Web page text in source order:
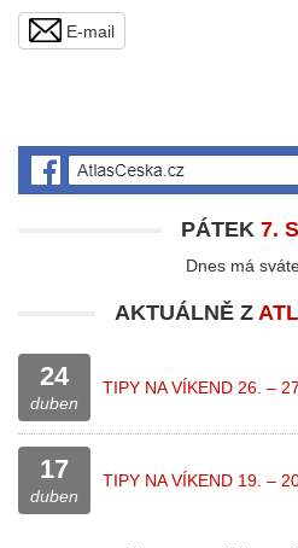
E-mail
PÁTEK 7.
Dnes má
AKTUÁLNĚ Z
24
duben
TIPY NA VÍKEND 26. –
17
duben
TIPY NA VÍKEND 19. –